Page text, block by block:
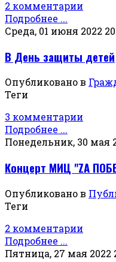
2 комментарии
Подробнее ...
Среда, 01 июня 2022
В День защиты детей
Опубликовано в
Теги
3 комментарии
Подробнее ...
Понедельник, 30 мая
Концерт МИЦ "ZА
Опубликовано в
Теги
2 комментарии
Подробнее ...
Пятница, 27 мая 2022